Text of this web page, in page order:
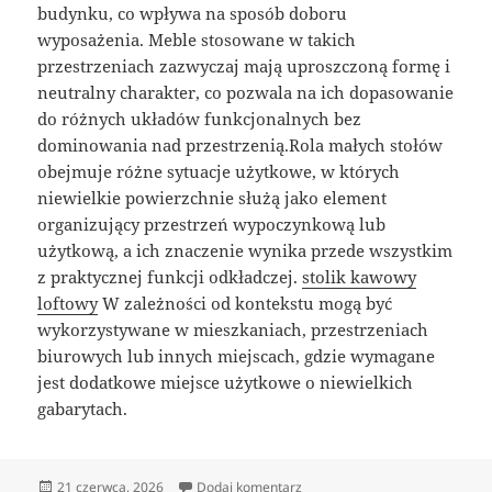
budynku, co wpływa na sposób doboru
wyposażenia. Meble stosowane w takich
przestrzeniach zazwyczaj mają uproszczoną formę i
neutralny charakter, co pozwala na ich dopasowanie
do różnych układów funkcjonalnych bez
dominowania nad przestrzenią.Rola małych stołów
obejmuje różne sytuacje użytkowe, w których
niewielkie powierzchnie służą jako element
organizujący przestrzeń wypoczynkową lub
użytkową, a ich znaczenie wynika przede wszystkim
z praktycznej funkcji odkładczej.stolik kawowy
loftowyW zależności od kontekstu mogą być
wykorzystywane w mieszkaniach, przestrzeniach
biurowych lub innych miejscach, gdzie wymagane
jest dodatkowe miejsce użytkowe o niewielkich
gabarytach.
Data
21 czerwca, 2026 Dodaj komentarz